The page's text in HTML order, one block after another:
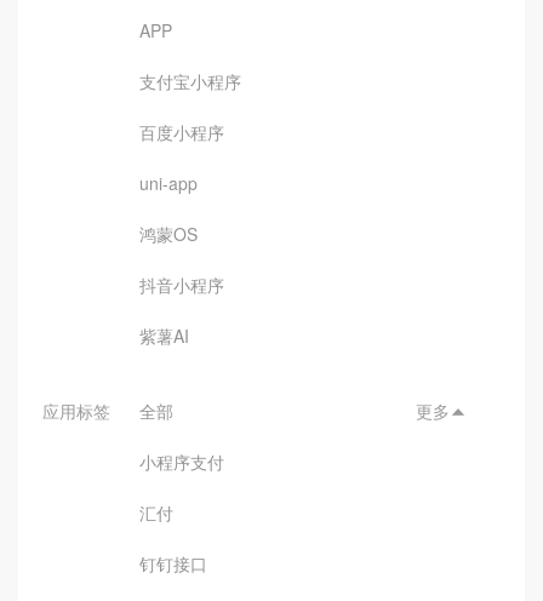
APP
支付宝小程序
百度小程序
uni-app
鸿蒙OS
抖音小程序
紫薯AI
应用标签 全部
小程序支付
汇付
钉钉接口
更多 